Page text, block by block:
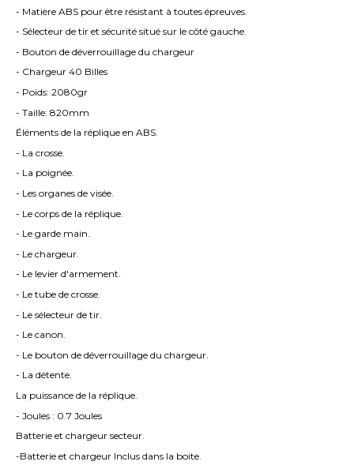
- Matière ABS pour être résistant à toutes épreuves.
- Sélecteur de tir et sécurité situé sur le côté gauche.
- Bouton de déverrouillage du chargeur
- Chargeur 40 Billes
- Poids: 2080gr
- Taille: 820mm
Éléments de la réplique en ABS.
- La crosse.
- La poignée.
- Les organes de visée.
- Le corps de la réplique.
- Le garde main.
- Le chargeur.
- Le levier d'armement.
- Le tube de crosse.
- Le sélecteur de tir.
- Le canon.
- Le bouton de déverrouillage du chargeur.
- La détente.
La puissance de la réplique.
- Joules : 0.7 Joules
Batterie et chargeur secteur.
-Batterie et chargeur Inclus dans la boite.